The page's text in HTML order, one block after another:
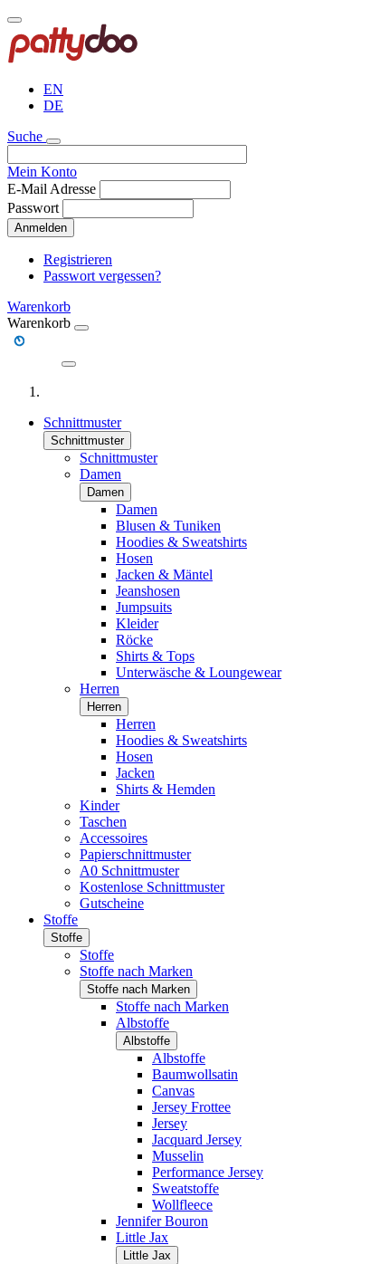
Direkt
zum
Inhalt
EN
DE
Suche
Mein Konto
E-Mail Adresse
Passwort
Anmelden
Registrieren
Passwort vergessen?
Warenkorb
Warenkorb
Schnittmuster
Schnittmuster
Schnittmuster
Damen
Damen
Damen
Blusen & Tuniken
Hoodies & Sweatshirts
Hosen
Jacken & Mäntel
Jeanshosen
Jumpsuits
Kleider
Röcke
Shirts & Tops
Unterwäsche & Loungewear
Herren
Herren
Herren
Hoodies & Sweatshirts
Hosen
Jacken
Shirts & Hemden
Kinder
Taschen
Accessoires
Papierschnittmuster
A0 Schnittmuster
Kostenlose Schnittmuster
Gutscheine
Stoffe
Stoffe
Stoffe
Stoffe nach Marken
Stoffe nach Marken
Stoffe nach Marken
Albstoffe
Albstoffe
Albstoffe
Baumwollsatin
Canvas
Jersey Frottee
Jersey
Jacquard Jersey
Musselin
Performance Jersey
Sweatstoffe
Wollfleece
Jennifer Bouron
Little Jax
Little Jax